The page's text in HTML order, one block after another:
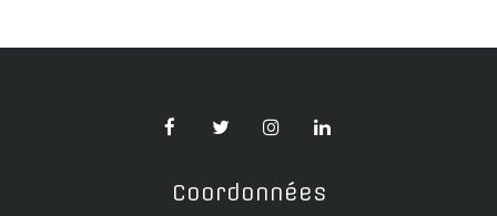
Lien
le
compte
Lien
le
compte
Lien
le
compte
Coordonnées